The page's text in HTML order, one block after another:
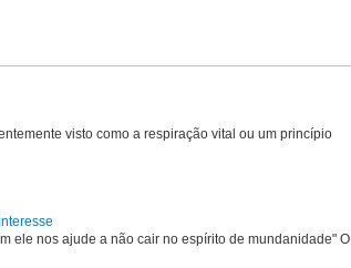
visto como a respiração vital ou um princípio
ele nos ajude a não cair no espírito de mundanidade" O